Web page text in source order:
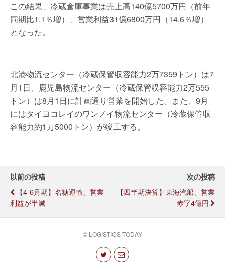
この結果、冷蔵倉庫事業は売上高140億5700万円（前年
同期比1.1％増）、営業利益31億6800万円（14.6％増）
となった。
北港物流センター（冷蔵保管収容能力2万7359トン）は7
月1日、鹿児島物流センター（冷蔵保管収容能力2万555
トン）は8月1日に計画通り営業を開始した。また、9月
にはタイヨコレイのワンノイ物流センター（冷蔵保管収
容能力約1万5000トン）が竣工する。
以前の投稿
【4-6月期】名糖運輸、営業
利益が半減
次の投稿
【四半期決算】東海汽船、営業
赤字4億円
© LOGISTICS TODAY